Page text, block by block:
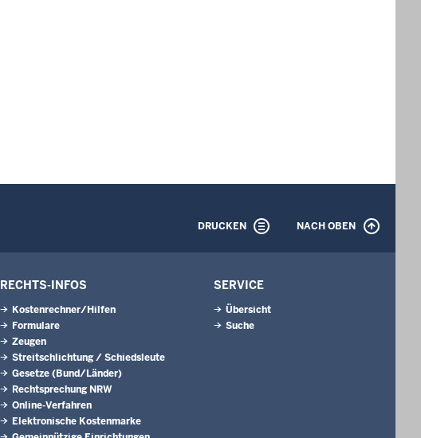
DRUCKEN NACH OBEN
RECHTS-INFOS
Kostenrechner/Hilfen
Formulare
Zeugen
Streitschlichtung / Schiedsleute
Gesetze (Bund/Länder)
Rechtsprechung NRW
Online-Verfahren
Elektronische Kostenmarke
SERVICE
Übersicht
Suche